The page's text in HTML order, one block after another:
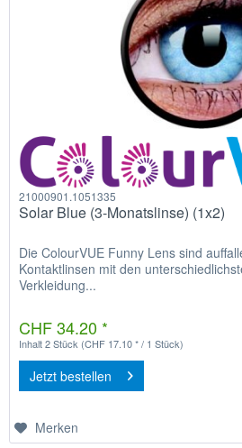
21000901.1051335
Solar Blue (3-Monatslinse) (1x2)
Die ColourVUE Funny Lens sind
Kontaktlinsen mit den
Verkleidung...
CHF 34.20 *
Inhalt2 Stück (CHF 17.10 * / 1 Stück)
Jetzt bestellen
Merken